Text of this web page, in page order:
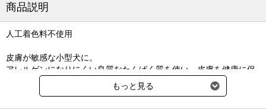
商品説明
人工着色料不使用
皮膚が敏感な小型犬に。
アレルゲンになりにくい良質なたんぱく質を使い、皮膚を健康に保
つため特別栄養素を配合。
もっと見る